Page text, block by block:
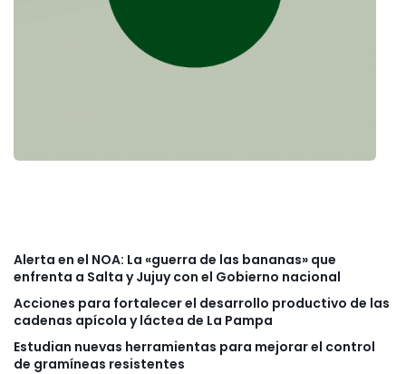
Alerta en el NOA: La «guerra de las bananas» que
enfrenta a Salta y Jujuy con el Gobierno nacional
Acciones para fortalecer el desarrollo productivo de las
cadenas apícola y láctea de La Pampa
Estudian nuevas herramientas para mejorar el control
de gramíneas resistentes